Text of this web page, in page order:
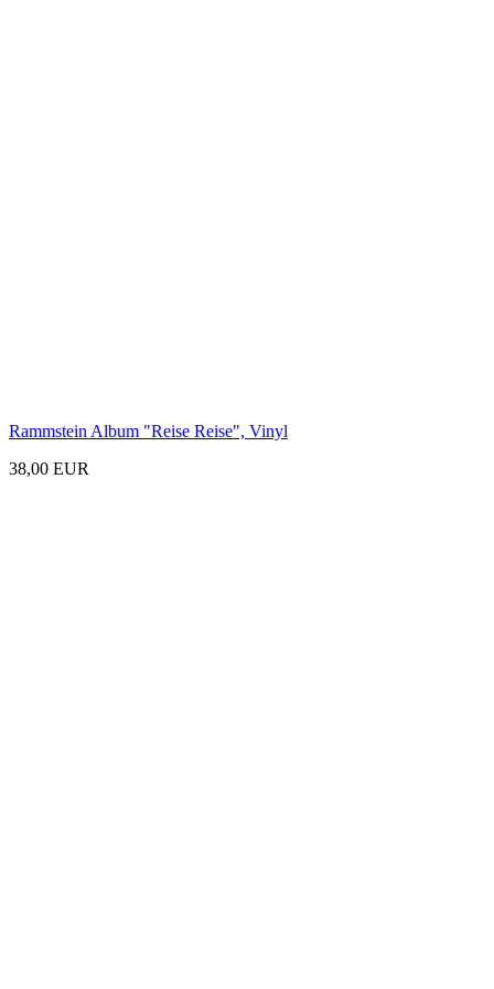
Rammstein Album "Reise Reise", Vinyl
38,00 EUR